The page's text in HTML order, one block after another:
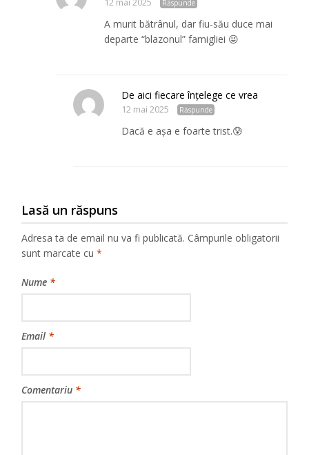
Răspunde
A murit bătrânul, dar fiu-său duce mai
departe “blazonul” famigliei 😜
De aici fiecare înțelege ce vrea
12 mai 2025 Răspunde
Dacă e așa e foarte trist.😰
Lasă un răspuns
Adresa ta de email nu va fi publicată. Câmpurile obligatorii
sunt marcate cu*
Nume *
Email *
Comentariu *